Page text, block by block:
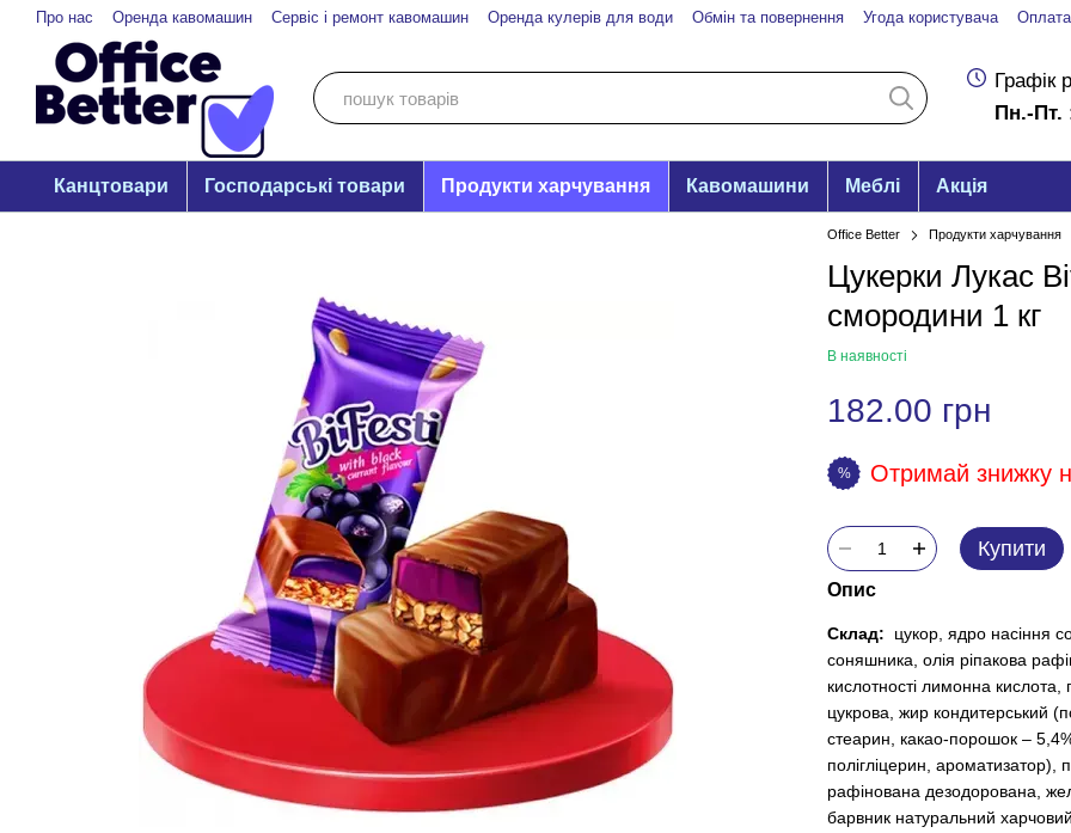
Перейти до основного контенту
Про нас Оренда кавомашин Сервіс і ремонт кавомашин Оренда кулерів для води Обмін та повернення Угода користувача Оплата
Графік
Пн.-Пт.
Канцтовари Господарські товари Продукти харчування Кавомашини Меблі Акція
Office Better Продукти харчування
Цукерки Лукас
смородини 1 кг
В наявності
182.00 грн
% Отримай знижку
Купити
Опис
Склад:
цукор, ядро насіння
соняшника, олія ріпакова
кислотності лимонна кислота,
цукрова, жир кондитерський
стеарин, какао-порошок –
полігліцерин,
рафінована дезодорована,
барвник натуральний